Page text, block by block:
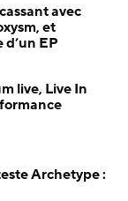
avec
et
EP
live, Live In
Archetype :